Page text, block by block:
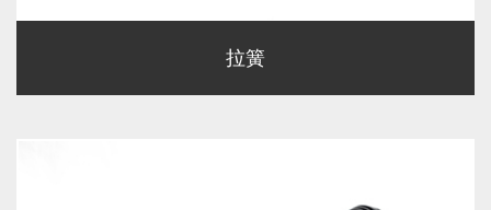
拉簧